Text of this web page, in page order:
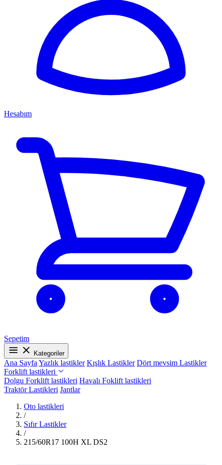
Hesabım
Sepetim
Kategoriler
Ana Sayfa Yazlık lastikler Kışlık Lastikler Dört mevsim Lastikler
Forklift lastikleri
Dolgu Forklift lastikleri Havalı Foklift lastikleri
Traktör Lastikleri Jantlar
Oto lastikleri
/
Sıfır Lastikler
/
215/60R17 100H XL DS2